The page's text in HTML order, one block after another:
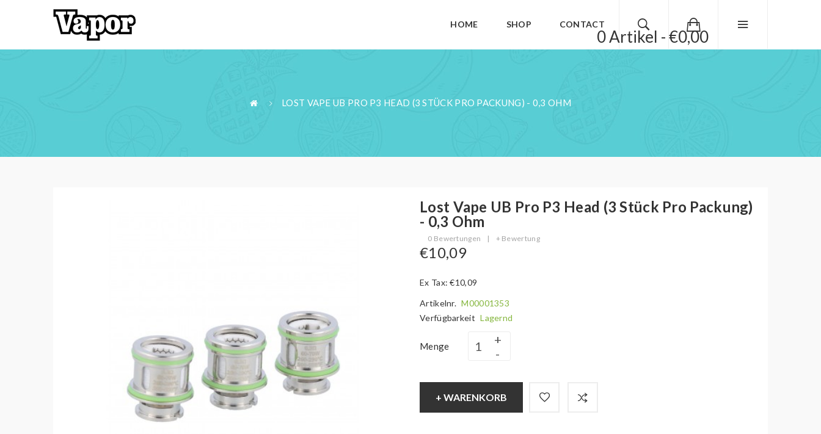
0 Artikel - €0,00
HOME SHOP CONTACT
LOST VAPE UB PRO P3 HEAD (3 STÜCK PRO PACKUNG) - 0,3 OHM
Lost Vape UB Pro P3 Head (3 Stück Pro Packung)
- 0,3 Ohm
0 Bewertungen | + Bewertung
€10,09
Ex Tax: €10,09
Artikelnr. M00001353
Verfügbarkeit Lagernd
Menge
+ WARENKORB